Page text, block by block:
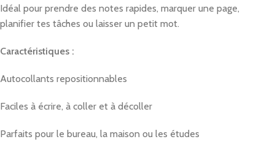
Idéal pour prendre des notes rapides, marquer une page,
planifier tes tâches ou laisser un petit mot.
Caractéristiques :
Autocollants repositionnables
Faciles à écrire, à coller et à décoller
Parfaits pour le bureau, la maison ou les études